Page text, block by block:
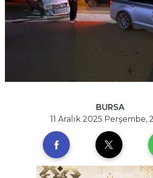
BURSA
11 Aralık 2025 Perşembe,